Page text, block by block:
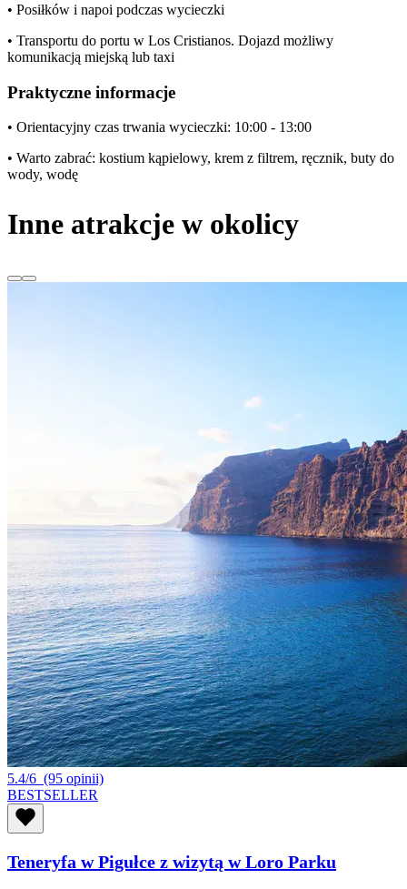
• Posiłków i napoi podczas wycieczki
• Transportu do portu w Los Cristianos. Dojazd możliwy
komunikacją miejską lub taxi
Praktyczne informacje
• Orientacyjny czas trwania wycieczki: 10:00 - 13:00
• Warto zabrać: kostium kąpielowy, krem z filtrem, ręcznik, buty do
wody, wodę
Inne atrakcje w okolicy
5.4/6 (95 opinii)
BESTSELLER
Teneryfa w Pigułce z wizytą w Loro Parku